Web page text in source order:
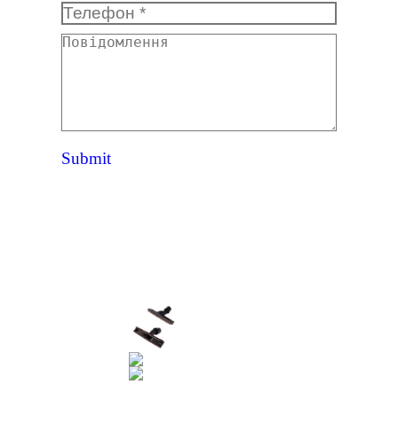
Телефон *
Повідомлення
Submit